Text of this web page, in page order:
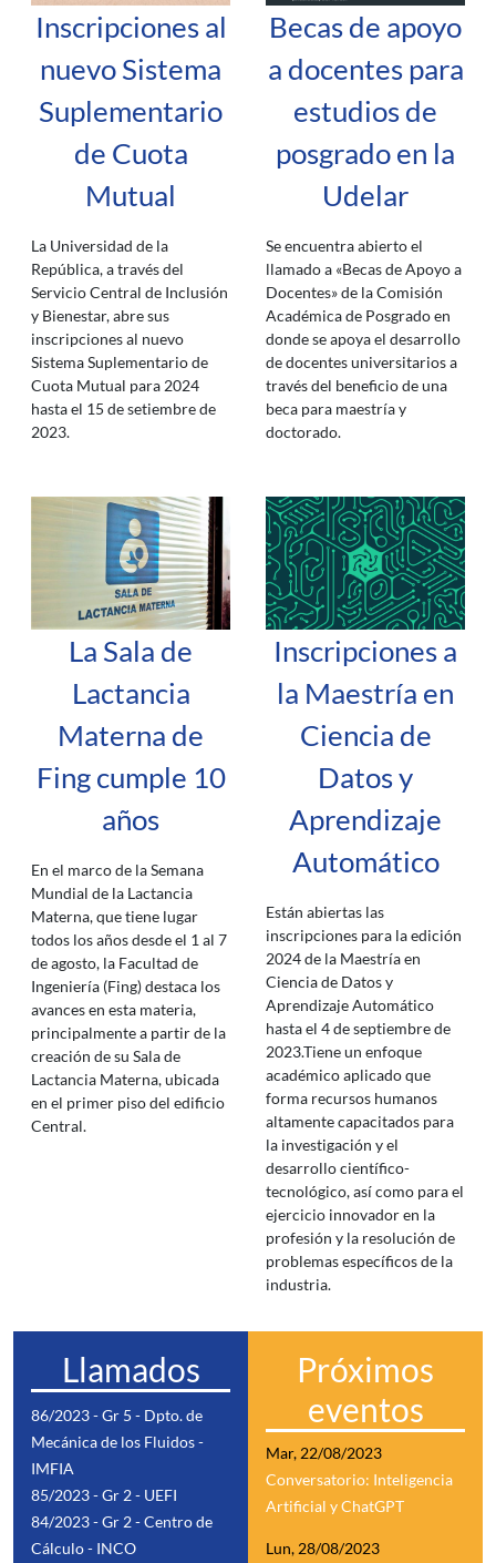
Inscripciones al
nuevo Sistema
Suplementario
de Cuota
Mutual
La Universidad de la
República, a través del
Servicio Central de Inclusión
y Bienestar, abre sus
inscripciones al nuevo
Sistema Suplementario de
Cuota Mutual para 2024
hasta el 15 de setiembre de
2023.
Becas de apoyo
a docentes para
estudios de
posgrado en la
Udelar
Se encuentra abierto el
llamado a «Becas de Apoyo a
Docentes» de la Comisión
Académica de Posgrado en
donde se apoya el desarrollo
de docentes universitarios a
través del beneficio de una
beca para maestría y
doctorado.
La Sala de
Lactancia
Materna de
Fing cumple 10
años
En el marco de la Semana
Mundial de la Lactancia
Materna, que tiene lugar
todos los años desde el 1 al 7
de agosto, la Facultad de
Ingeniería (Fing) destaca los
avances en esta materia,
principalmente a partir de la
creación de su Sala de
Lactancia Materna, ubicada
en el primer piso del edificio
Central.
Inscripciones a
la Maestría en
Ciencia de
Datos y
Aprendizaje
Automático
Están abiertas las
inscripciones para la edición
2024 de la Maestría en
Ciencia de Datos y
Aprendizaje Automático
hasta el 4 de septiembre de
2023.Tiene un enfoque
académico aplicado que
forma recursos humanos
altamente capacitados para
la investigación y el
desarrollo científico-
tecnológico, así como para el
ejercicio innovador en la
profesión y la resolución de
problemas específicos de la
industria.
Llamados
86/2023 - Gr 5 - Dpto. de
Mecánica de los Fluidos -
IMFIA
85/2023 - Gr 2 - UEFI
84/2023 - Gr 2 - Centro de
Cálculo - INCO
Próximos
eventos
Mar, 22/08/2023
Conversatorio: Inteligencia
Artificial y ChatGPT
Lun, 28/08/2023